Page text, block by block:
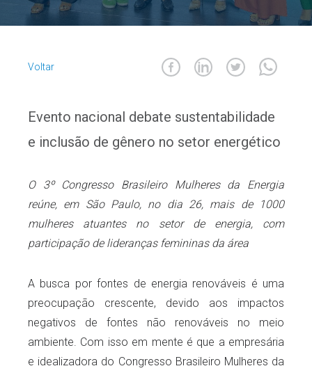
Voltar
Evento nacional debate sustentabilidade
e inclusão de gênero no setor energético
O 3º Congresso Brasileiro Mulheres da Energia
reúne, em São Paulo, no dia 26, mais de 1000
mulheres atuantes no setor de energia, com
participação de lideranças femininas da área
A busca por fontes de energia renováveis é uma
preocupação crescente, devido aos impactos
negativos de fontes não renováveis no meio
ambiente. Com isso em mente é que a empresária
e idealizadora do Congresso Brasileiro Mulheres da